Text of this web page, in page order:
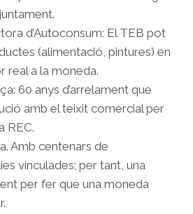
d’Autoconsum: El TEB pot
(alimentació, pintures) en
real a la moneda.
60 anys d’arrelament que
amb el teixit comercial per
REC.
Amb centenars de
vinculades; per tant, una
per fer que una moneda